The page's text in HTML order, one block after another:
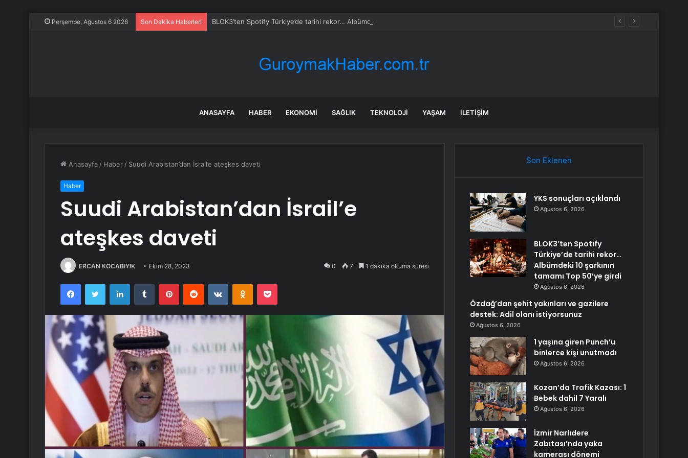
Perşembe, Ağustos 6 2026 Son Dakika Haberleri BLOK3’ten Spotify Türkiye’de tarihi rekor… Albümdeki 10 şarkının tamamı Top 50’ye girdi
ANASAYFA HABER EKONOMI SAĞLIK TEKNOLOJI YAŞAM İLETIŞIM
Anasayfa / Haber / Suudi Arabistan’dan İsrail’e ateşkes daveti
Haber
Suudi Arabistan’dan İsrail’e
ateşkes daveti
ERCAN KOCABIYIK Ekim 28, 2023 0 7 1 dakika okuma süresi
FacebookTwitter LinkedInTumblr PinterestReddit VKontakteOdnoklassniki
Pocket
Son Eklenen
YKS sonuçları açıklandı
Ağustos 6, 2026
BLOK3’ten Spotify
Türkiye’de tarihi rekor…
Albümdeki 10 şarkının
tamamı Top 50’ye girdi
Ağustos 6, 2026
Özdağ’dan şehit yakınları ve gazilere
destek: Adil olanı istiyorsunuz
Ağustos 6, 2026
1 yaşına giren Punch’u
binlerce kişi unutmadı
Ağustos 6, 2026
Kozan’da Trafik Kazası: 1
Bebek dahil 7 Yaralı
Ağustos 6, 2026
İzmir Narlıdere
Zabıtası’nda yaka
kamerası dönemi